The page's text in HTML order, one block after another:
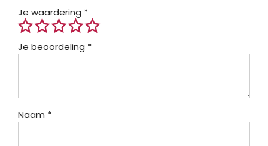
Je waardering *
Je beoordeling *
Naam *